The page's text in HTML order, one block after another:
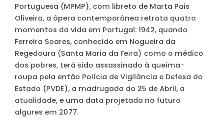
Portuguesa (MPMP), com libreto de Marta Pais
Oliveira, a ópera contemporânea retrata quatro
momentos da vida em Portugal: 1942, quando
Ferreira Soares, conhecido em Nogueira da
Regedoura (Santa Maria da Feira) como o médico
dos pobres, terá sido assassinado à queima-
roupa pela então Polícia de Vigilância e Defesa do
Estado (PVDE), a madrugada do 25 de Abril, a
atualidade, e uma data projetada no futuro
algures em 2077.